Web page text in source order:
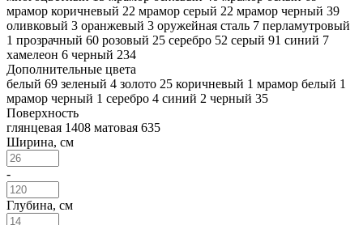
мрамор коричневый 22 мрамор серый 22 мрамор черный 39
оливковый 3 оранжевый 3 оружейная сталь 7 перламутровый
1 прозрачный 60 розовый 25 серебро 52 серый 91 синий 7
хамелеон 6 черный 234
Дополнительные цвета
белый 69 зеленый 4 золото 25 коричневый 1 мрамор белый 1
мрамор черный 1 серебро 4 синий 2 черный 35
Поверхность
глянцевая 1408 матовая 635
Ширина, см
-
Глубина, см